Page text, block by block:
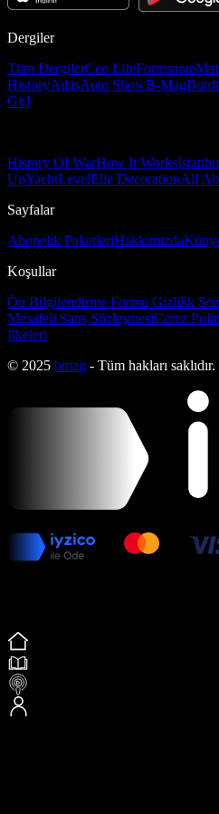
Dergiler
Tüm DergilerCeo LifeFormsante
HistoryAtlasAuto ShowB-Mag
Girl
History Of WarHow It Works
UpYachtLevelElle DecorationAll
Sayfalar
Abonelik PaketleriHakkımızda
Koşullar
Ön Bilgilendirme Formu Gizlilik
Mesafeli Satış SözleşmesiÇerez
İlkeleri
© 2025 bmag - Tüm hakları saklıdır.